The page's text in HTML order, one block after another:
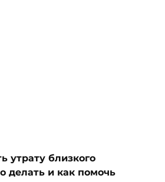
утрату близкого
делать и как помочь